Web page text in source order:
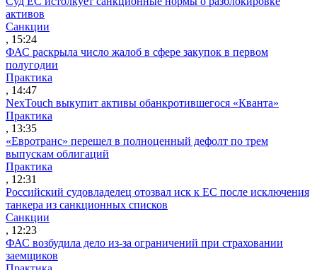
активов
Санкции
, 15:24
ФАС раскрыла число жалоб в сфере закупок в первом
полугодии
Практика
, 14:47
NexTouch выкупит активы обанкротившегося «Кванта»
Практика
, 13:35
«Евротранс» перешел в полноценный дефолт по трем
выпускам облигаций
Практика
, 12:31
Российский судовладелец отозвал иск к ЕС после исключения
танкера из санкционных списков
Санкции
, 12:23
ФАС возбудила дело из-за ограничений при страховании
заемщиков